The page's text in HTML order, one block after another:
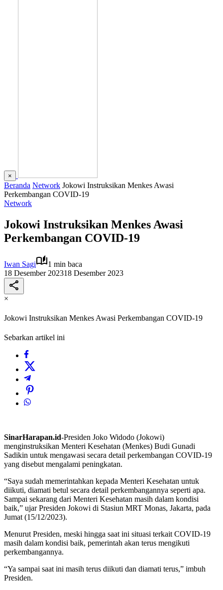
×
Beranda Network Jokowi Instruksikan Menkes Awasi
Perkembangan COVID-19
Network
Jokowi Instruksikan Menkes Awasi
Perkembangan COVID-19
Iwan Sagi
1 min baca
18 Desember 202318 Desember 2023
×
Jokowi Instruksikan Menkes Awasi Perkembangan COVID-19
Sebarkan artikel ini
SinarHarapan.id-Presiden Joko Widodo (Jokowi)
menginstruksikan Menteri Kesehatan (Menkes) Budi Gunadi
Sadikin untuk mengawasi secara detail perkembangan COVID-19
yang disebut mengalami peningkatan.
“Saya sudah memerintahkan kepada Menteri Kesehatan untuk
diikuti, diamati betul secara detail perkembangannya seperti apa.
Sampai sekarang dari Menteri Kesehatan masih dalam kondisi
baik,” ujar Presiden Jokowi di Stasiun MRT Monas, Jakarta, pada
Jumat (15/12/2023).
Menurut Presiden, meski hingga saat ini situasi terkait COVID-19
masih dalam kondisi baik, pemerintah akan terus mengikuti
perkembangannya.
“Ya sampai saat ini masih terus diikuti dan diamati terus,” imbuh
Presiden.